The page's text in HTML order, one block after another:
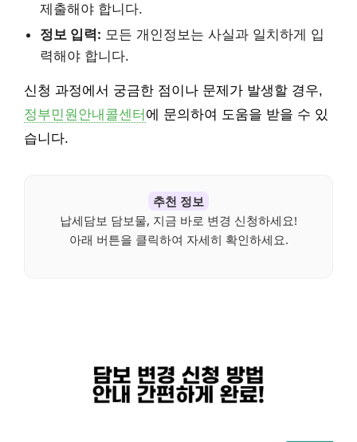
제출해야 합니다.
정보 입력: 모든 개인정보는 사실과 일치하게 입
력해야 합니다.
신청 과정에서 궁금한 점이나 문제가 발생할 경우,
정부민원안내콜센터 에 문의하여 도움을 받을 수 있
습니다.
추천 정보
납세담보 담보물, 지금 바로 변경 신청하세요!
아래 버튼을 클릭하여 자세히 확인하세요.